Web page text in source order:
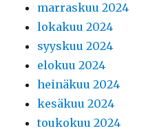
marraskuu 2024
lokakuu 2024
syyskuu 2024
elokuu 2024
heinäkuu 2024
kesäkuu 2024
toukokuu 2024